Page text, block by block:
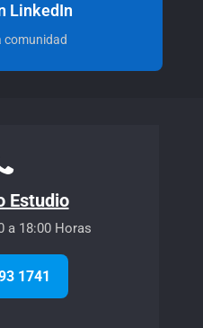
LinkedIn
comunidad
Estudio
a 18:00 Horas
1741